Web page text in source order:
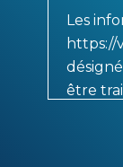
Les
https://
être